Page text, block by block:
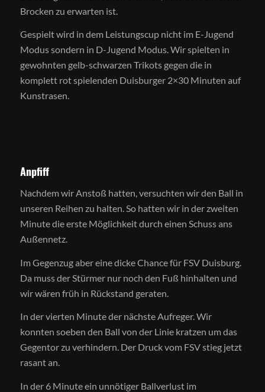
Brocken zu erwarten ist.
Gespielt wird in dem Leistungscup nicht im E-Jugend
Modus sondern in D-Jugend Modus. Wir spielten in
gewohnten gelb-schwarzen Trikots gegen die in
komplett rot spielenden Duisburger 2×30 Minuten auf
Kunstrasen.
Anpfiff
Nachdem wir Anstoß hatten, versuchten wir den Ball in
unseren Reihen zu halten. So hatten wir in der zweiten
Minute die erste Möglichkeit durch einen Schuss ans
Außennetz.
Im Gegenzug aber eine dicke Chance für FSV Duisburg.
Da muss der Stürmer nur noch den Fuß hinhalten und
wir wären früh in Rückstand geraten.
In der vierten Minute der nächste Aufreger. Wir
konnten soeben den Ball von der Linie kratzen um das
Gegentor zu verhindern. Der Druck vom FSV stieg jetzt
rasant an.
In der 6 Minute ein unnötiger Ballverlust im